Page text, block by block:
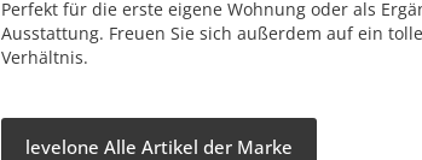
Perfekt für die erste eigene Wohnung oder als
Ausstattung. Freuen Sie sich außerdem auf ein
Verhältnis.
levelone Alle Artikel der Marke